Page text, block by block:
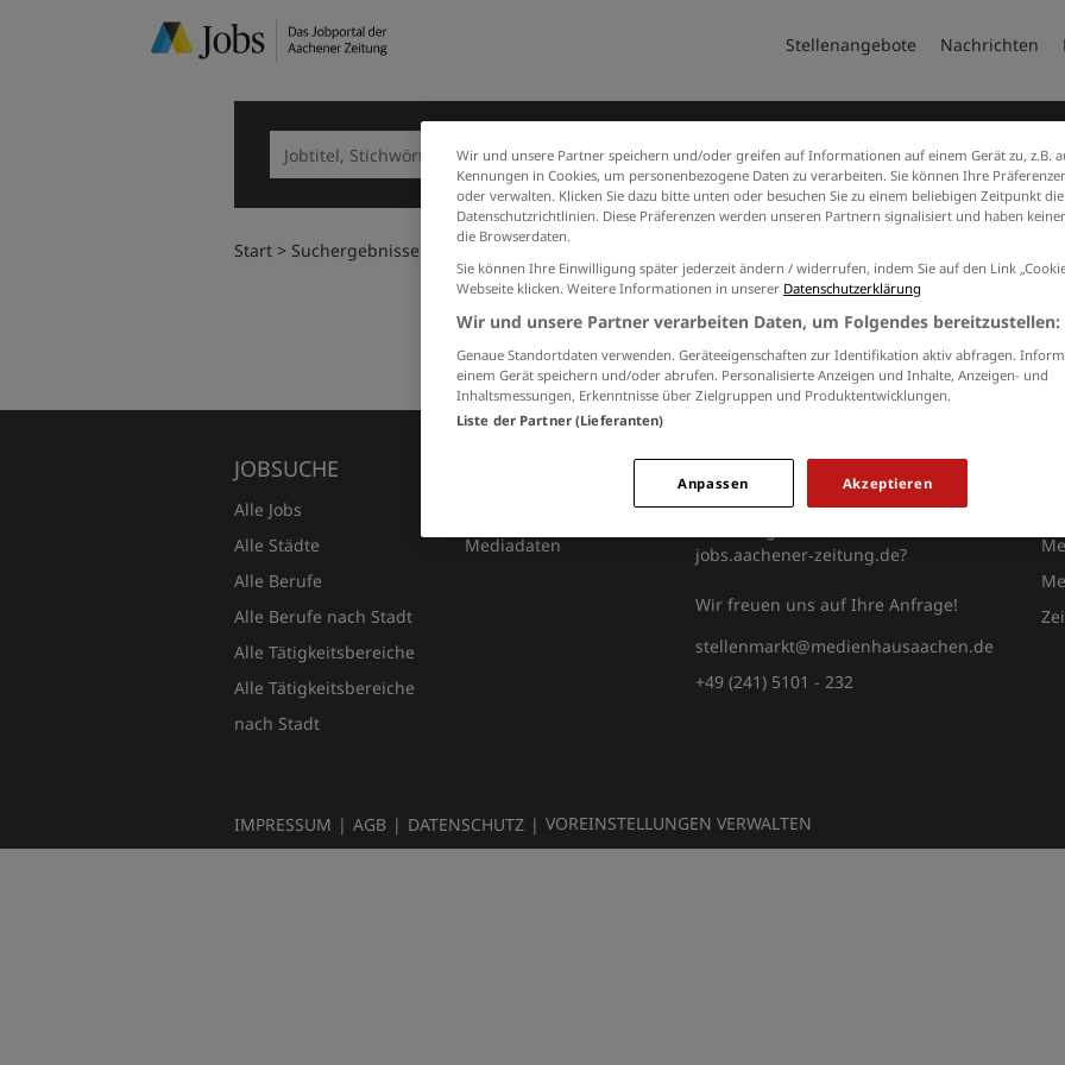
Stellenangebote Nachrichten
Start Suchergebnisse
Jobs von Mobau-Wirtz-
Keine Suchergebnisse gefunden.
JOBSUCHE
Alle Jobs
Alle Städte
Alle Berufe
Alle Berufe nach Stadt
Alle Tätigkeitsbereiche
Alle Tätigkeitsbereiche
nach Stadt
FÜR ARBEITGEBER
Mediadaten
KONTAKT
Sie interessieren sich für eine
jobs.aachener‑zeitung.de?
Wir freuen uns auf Ihre Anfrage!
stellenmarkt@medienhausaachen.de
+49 (241) 5101 - 232
IMPRESSUM | AGB | DATENSCHUTZ | VOREINSTELLUNGEN VERWALTEN
Wir und unsere Partner speichern und/oder greifen auf Informationen auf einem Gerät zu, z.B.
Kennungen in Cookies, um personenbezogene Daten zu verarbeiten. Sie können Ihre
oder verwalten. Klicken Sie dazu bitte unten oder besuchen Sie zu einem beliebigen Zeitpunkt
Datenschutzrichtlinien. Diese Präferenzen werden unseren Partnern signalisiert und haben
die Browserdaten.
Sie können Ihre Einwilligung später jederzeit ändern / widerrufen, indem Sie auf den Link
Webseite klicken. Weitere Informationen in unserer Datenschutzerklärung
Wir und unsere Partner verarbeiten Daten, um Folgendes bereitzustellen:
Genaue Standortdaten verwenden. Geräteeigenschaften zur Identifikation aktiv abfragen.
einem Gerät speichern und/oder abrufen. Personalisierte Anzeigen und Inhalte, Anzeigen- und
Inhaltsmessungen, Erkenntnisse über Zielgruppen und Produktentwicklungen.
Liste der Partner (Lieferanten)
Akzeptieren
Anpassen